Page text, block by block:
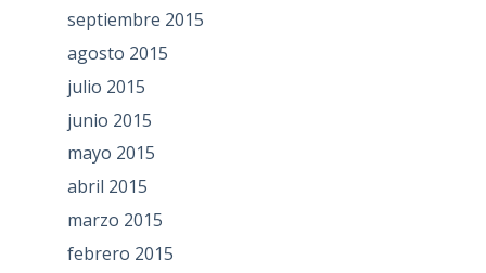
septiembre 2015
agosto 2015
julio 2015
junio 2015
mayo 2015
abril 2015
marzo 2015
febrero 2015